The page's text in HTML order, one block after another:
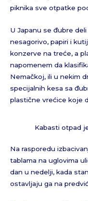
piknika sve otpatke
U Japanu se đubre
nesagorivo, papiri i
konzerve na treće, a
napomenem da
Nemačkoj, ili u nekim
specijalnih kesa sa
plastične vrećice koje
Kabasti otpad
Na rasporedu
tablama na uglovima
dan u nedelji, kada
ostavljaju ga na